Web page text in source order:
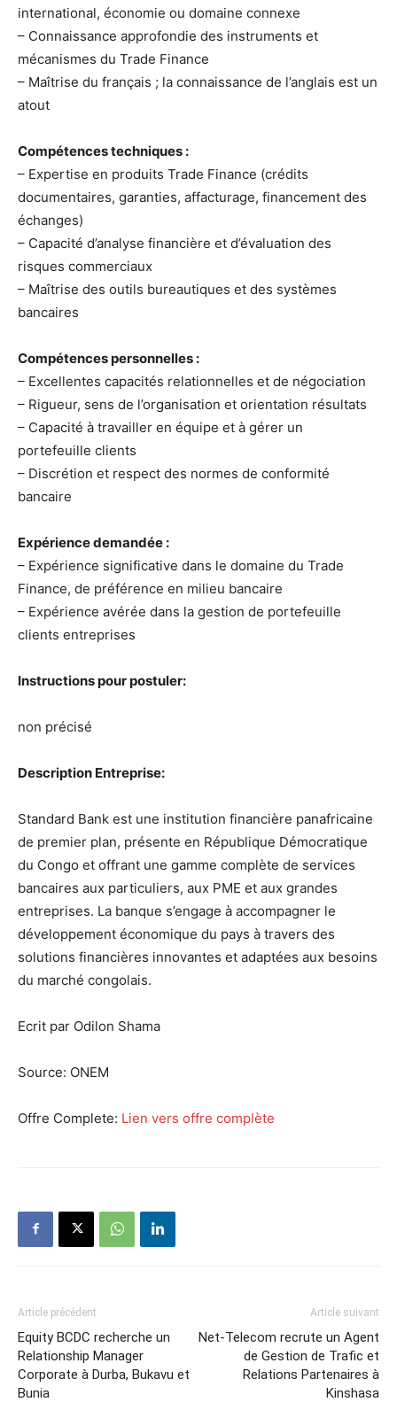
international, économie ou domaine connexe
– Connaissance approfondie des instruments et
mécanismes du Trade Finance
– Maîtrise du français ; la connaissance de l’anglais est un
atout
Compétences techniques :
– Expertise en produits Trade Finance (crédits
documentaires, garanties, affacturage, financement des
échanges)
– Capacité d’analyse financière et d’évaluation des
risques commerciaux
– Maîtrise des outils bureautiques et des systèmes
bancaires
Compétences personnelles :
– Excellentes capacités relationnelles et de négociation
– Rigueur, sens de l’organisation et orientation résultats
– Capacité à travailler en équipe et à gérer un
portefeuille clients
– Discrétion et respect des normes de conformité
bancaire
Expérience demandée :
– Expérience significative dans le domaine du Trade
Finance, de préférence en milieu bancaire
– Expérience avérée dans la gestion de portefeuille
clients entreprises
Instructions pour postuler:
non précisé
Description Entreprise:
Standard Bank est une institution financière panafricaine
de premier plan, présente en République Démocratique
du Congo et offrant une gamme complète de services
bancaires aux particuliers, aux PME et aux grandes
entreprises. La banque s’engage à accompagner le
développement économique du pays à travers des
solutions financières innovantes et adaptées aux besoins
du marché congolais.
Ecrit par Odilon Shama
Source: ONEM
Offre Complete: Lien vers offre complète
Article précédent
Equity BCDC recherche un
Relationship Manager
Corporate à Durba, Bukavu et
Bunia
Article suivant
Net-Telecom recrute un Agent
de Gestion de Trafic et
Relations Partenaires à
Kinshasa